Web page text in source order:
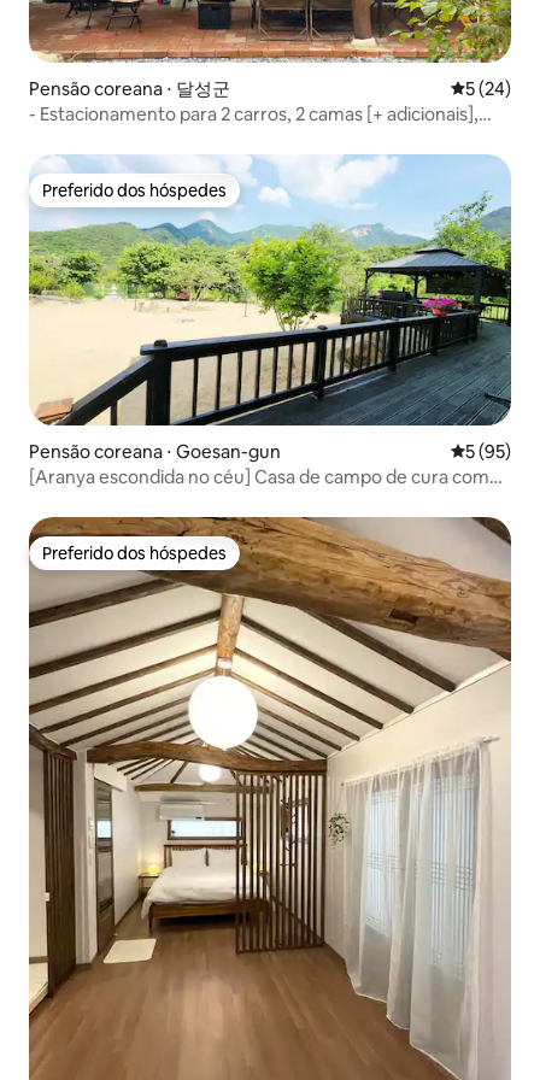
Pensão coreana ⋅ 달성군 5 de uma
5 (24)
- Estacionamento para 2 carros, 2 camas [+ adicionais],
jogos
Preferido dos hóspedes
Preferido dos hóspedes
Pensão coreana ⋅ Goesan-gun 5 de uma
5 (95)
[Aranya escondida no céu] Casa de campo de cura com
e piscina
Preferido dos hóspedes
Preferido dos hóspedes